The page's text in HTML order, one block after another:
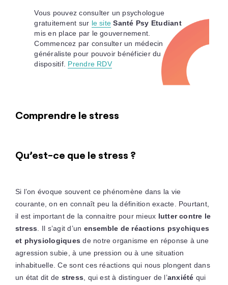
Vous pouvez consulter un psychologue
gratuitement sur le site Santé Psy Etudiant
mis en place par le gouvernement.
Commencez par consulter un médecin
généraliste pour pouvoir bénéficier du
dispositif. Prendre RDV
Comprendre le stress
Qu’est-ce que le stress ?
Si l’on évoque souvent ce phénomène dans la vie
courante, on en connaît peu la définition exacte. Pourtant,
il est important de la connaitre pour mieux lutter contre le
stress . Il s’agit d’un ensemble de réactions psychiques
et physiologiques de notre organisme en réponse à une
agression subie, à une pression ou à une situation
inhabituelle. Ce sont ces réactions qui nous plongent dans
un état dit de stress , qui est à distinguer de l’anxiété qui